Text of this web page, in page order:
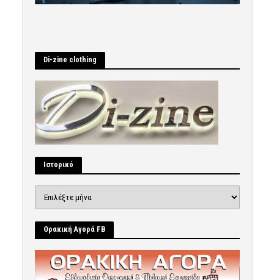
Di-zine clothing
Ιστορικό
Θρακική Αγορά FB